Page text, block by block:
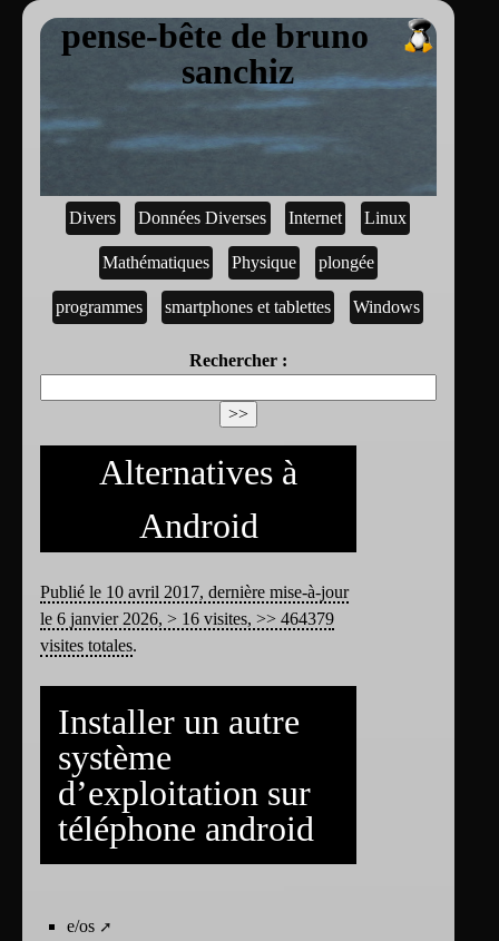
pense-bête de bruno
sanchiz
Divers Données Diverses Internet Linux
Mathématiques Physique plongée
programmes smartphones et tablettes Windows
Rechercher :
Alternatives à
Android
Publié le 10 avril 2017, dernière mise-à-jour
le 6 janvier 2026, > 16 visites, >> 464379
visites totales.
Installer un autre
système
d’exploitation sur
téléphone android
e/os